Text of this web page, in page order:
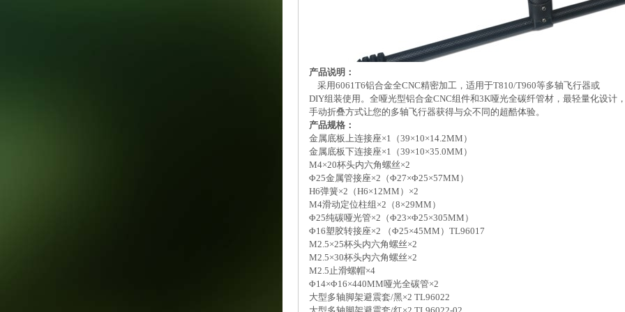
产品说明：
采用6061T6铝合金全CNC精密加工，适用于T810/T960等多轴飞行器或
DIY组装使用。全哑光型铝合金CNC组件和3K哑光全碳纤管材，最轻量化设计
手动折叠方式让您的多轴飞行器获得与众不同的超酷体验。
产品规格：
金属底板上连接座×1（39×10×14.2MM）
金属底板下连接座×1（39×10×35.0MM）
M4×20杯头内六角螺丝×2
Φ25金属管接座×2（Φ27×Φ25×57MM）
H6弹簧×2（H6×12MM）×2
M4滑动定位柱组×2（8×29MM）
Φ25纯碳哑光管×2（Φ23×Φ25×305MM）
Φ16塑胶转接座×2 （Φ25×45MM）TL96017
M2.5×25杯头内六角螺丝×2
M2.5×30杯头内六角螺丝×2
M2.5止滑螺帽×4
Φ14×Φ16×440MM哑光全碳管×2
大型多轴脚架避震套/黑×2 TL96022